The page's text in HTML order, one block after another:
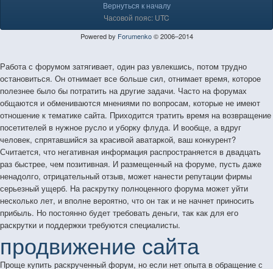
Вернуться к началу
Часовой пояс: UTC
Powered by Forumenko© 2006–2014
Работа с форумом затягивает, один раз увлекшись, потом трудно
остановиться. Он отнимает все больше сил, отнимает время, которое
полезнее было бы потратить на другие задачи. Часто на форумах
общаются и обмениваются мнениями по вопросам, которые не имеют
отношение к тематике сайта. Приходится тратить время на возвращение
посетителей в нужное русло и уборку флуда. И вообще, а вдруг
человек, спрятавшийся за красивой аватаркой, ваш конкурент?
Считается, что негативная информация распространяется в двадцать
раз быстрее, чем позитивная. И размещенный на форуме, пусть даже
ненадолго, отрицательный отзыв, может нанести репутации фирмы
серьезный ущерб. На раскрутку полноценного форума может уйти
несколько лет, и вполне вероятно, что он так и не начнет приносить
прибыль. Но постоянно будет требовать деньги, так как для его
раскрутки и поддержки требуются специалисты.
продвижение сайта
Проще купить раскрученный форум, но если нет опыта в обращение с